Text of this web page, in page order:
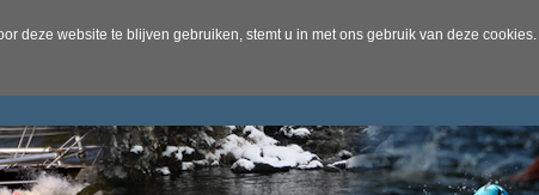
deze website te blijven gebruiken, stemt u in met ons gebruik van deze cookies.